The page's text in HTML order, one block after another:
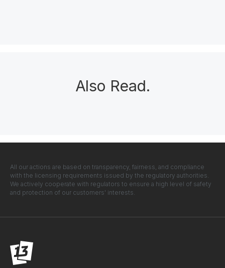
Also Read.
All our actions are based on transparency, fairness, and compliance
with the licensing requirements issued by the regulatory authorities.
We actively cooperate with regulators to ensure a high level of safety
and protection of our customers' interests.